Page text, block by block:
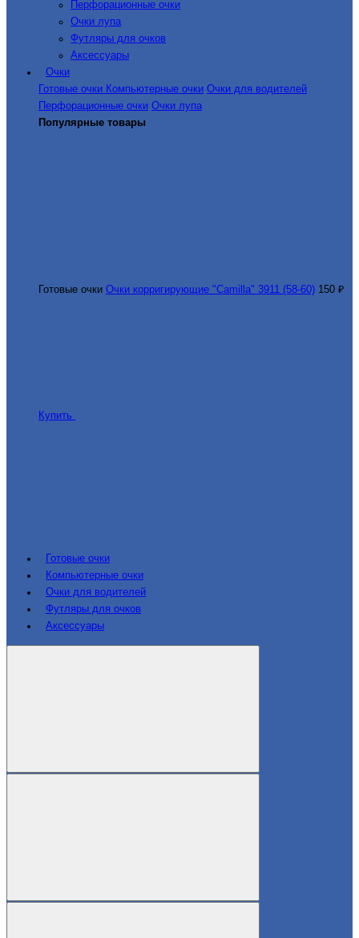
Перфорационные очки
Очки лупа
Футляры для очков
Аксессуары
Очки
Готовые очки Компьютерные очки Очки для водителей
Перфорационные очки Очки лупа
Популярные товары
Готовые очки Очки корригирующие "Camilla" 3911 (58-60) 150 ₽
Купить
Готовые очки
Компьютерные очки
Очки для водителей
Футляры для очков
Аксессуары